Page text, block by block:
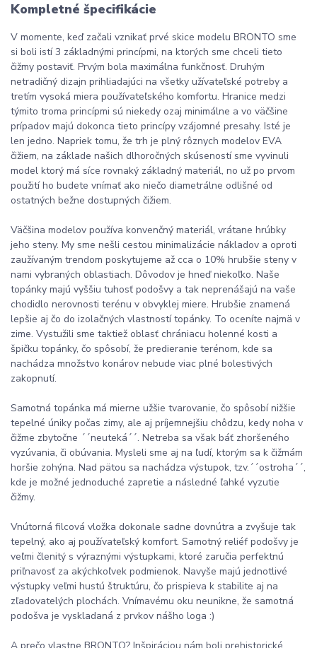
Kompletné špecifikácie
V momente, keď začali vznikať prvé skice modelu BRONTO sme
si boli istí 3 základnými princípmi, na ktorých sme chceli tieto
čižmy postaviť. Prvým bola maximálna funkčnosť. Druhým
netradičný dizajn prihliadajúci na všetky užívateľské potreby a
tretím vysoká miera používateľského komfortu. Hranice medzi
týmito troma princípmi sú niekedy ozaj minimálne a vo väčšine
prípadov majú dokonca tieto princípy vzájomné presahy. Isté je
len jedno. Napriek tomu, že trh je plný rôznych modelov EVA
čižiem, na základe našich dlhoročných skúseností sme vyvinuli
model ktorý má síce rovnaký základný materiál, no už po prvom
použití ho budete vnímať ako niečo diametrálne odlišné od
ostatných bežne dostupných čižiem.
Väčšina modelov používa konvenčný materiál, vrátane hrúbky
jeho steny. My sme nešli cestou minimalizácie nákladov a oproti
zaužívaným trendom poskytujeme až cca o 10% hrubšie steny v
nami vybraných oblastiach. Dôvodov je hneď niekoľko. Naše
topánky majú vyššiu tuhosť podošvy a tak neprenášajú na vaše
chodidlo nerovnosti terénu v obvyklej miere. Hrubšie znamená
lepšie aj čo do izolačných vlastností topánky. To oceníte najmä v
zime. Vystužili sme taktiež oblasť chrániacu holenné kosti a
špičku topánky, čo spôsobí, že predieranie terénom, kde sa
nachádza množstvo konárov nebude viac plné bolestivých
zakopnutí.
Samotná topánka má mierne užšie tvarovanie, čo spôsobí nižšie
tepelné úniky počas zimy, ale aj príjemnejšiu chôdzu, kedy noha v
čižme zbytočne ´´neuteká´´. Netreba sa však báť zhoršeného
vyzúvania, či obúvania. Mysleli sme aj na ľudí, ktorým sa k čižmám
horšie zohýna. Nad pätou sa nachádza výstupok, tzv.´´ostroha´´,
kde je možné jednoduché zapretie a následné ľahké vyzutie
čižmy.
Vnútorná filcová vložka dokonale sadne dovnútra a zvyšuje tak
tepelný, ako aj používateľský komfort. Samotný reliéf podošvy je
veľmi členitý s výraznými výstupkami, ktoré zaručia perfektnú
priľnavosť za akýchkoľvek podmienok. Navyše majú jednotlivé
výstupky veľmi hustú štruktúru, čo prispieva k stabilite aj na
zľadovatelých plochách. Vnímavému oku neunikne, že samotná
podošva je vyskladaná z prvkov nášho loga :)